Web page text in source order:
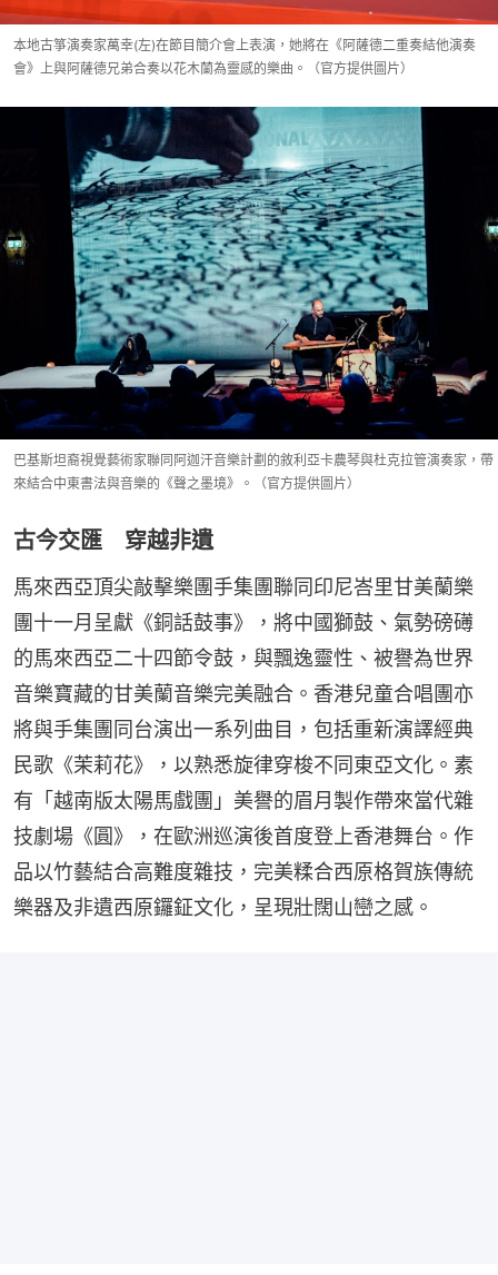
本地古箏演奏家萬幸(左)在節目簡介會上表演，她將在《阿薩德二重奏結他演奏
會》上與阿薩德兄弟合奏以花木蘭為靈感的樂曲。（官方提供圖片）
巴基斯坦裔視覺藝術家聯同阿迦汗音樂計劃的敘利亞卡農琴與杜克拉管演奏家，帶
來結合中東書法與音樂的《聲之墨境》。（官方提供圖片）
古今交匯 穿越非遺
馬來西亞頂尖敲擊樂團手集團聯同印尼峇里甘美蘭樂
團十一月呈獻《銅話鼓事》，將中國獅鼓、氣勢磅礡
的馬來西亞二十四節令鼓，與飄逸靈性、被譽為世界
音樂寶藏的甘美蘭音樂完美融合。香港兒童合唱團亦
將與手集團同台演出一系列曲目，包括重新演譯經典
民歌《茉莉花》，以熟悉旋律穿梭不同東亞文化。素
有「越南版太陽馬戲團」美譽的眉月製作帶來當代雜
技劇場《圓》，在歐洲巡演後首度登上香港舞台。作
品以竹藝結合高難度雜技，完美糅合西原格賀族傳統
樂器及非遺西原鑼鉦文化，呈現壯闊山巒之感。